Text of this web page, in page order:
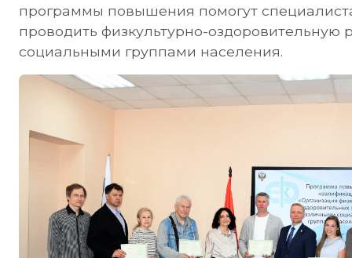
программы повышения помогут
проводить физкультурно-оздоровительную
социальными группами населения.